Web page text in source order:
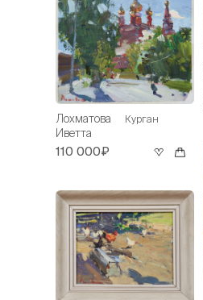
Лохматова
Иветта
Курган
110 000₽